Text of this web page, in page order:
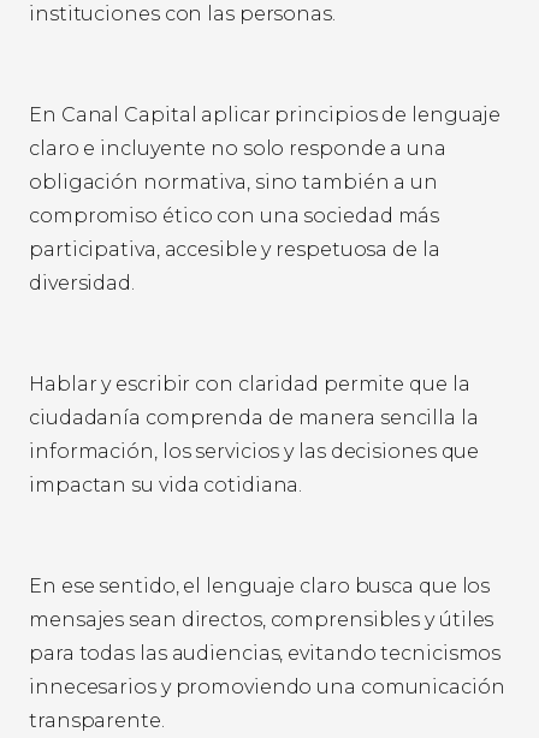
instituciones con las personas.
En Canal Capital aplicar principios de lenguaje
claro e incluyente no solo responde a una
obligación normativa, sino también a un
compromiso ético con una sociedad más
participativa, accesible y respetuosa de la
diversidad.
Hablar y escribir con claridad permite que la
ciudadanía comprenda de manera sencilla la
información, los servicios y las decisiones que
impactan su vida cotidiana.
En ese sentido, el lenguaje claro busca que los
mensajes sean directos, comprensibles y útiles
para todas las audiencias, evitando tecnicismos
innecesarios y promoviendo una comunicación
transparente.